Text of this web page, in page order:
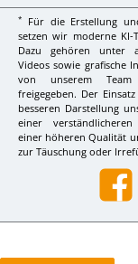
*
Für die Erstellung
setzen wir moderne KI-
Dazu gehören unter
Videos sowie grafische
von unserem
freigegeben. Der
besseren Darstellung
einer
einer höheren Qualität
zur Täuschung oder
Facebook